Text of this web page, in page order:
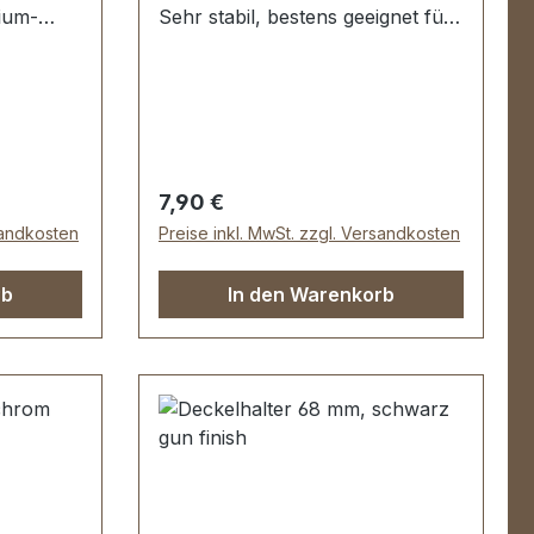
Sehr stabil, bestens geeignet für
Regulärer Preis:
7,90 €
Preise inkl. MwSt. zzgl. Versandkosten
In den Warenkorb